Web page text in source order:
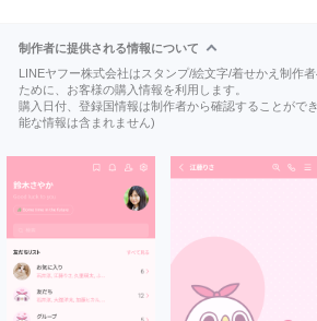
制作者に提供される情報について
LINEヤフー株式会社はスタンプ/絵文字/着せかえ制作
ために、お客様の購入情報を利用します。
購入日付、登録国情報は制作者から確認することがで
能な情報は含まれません)